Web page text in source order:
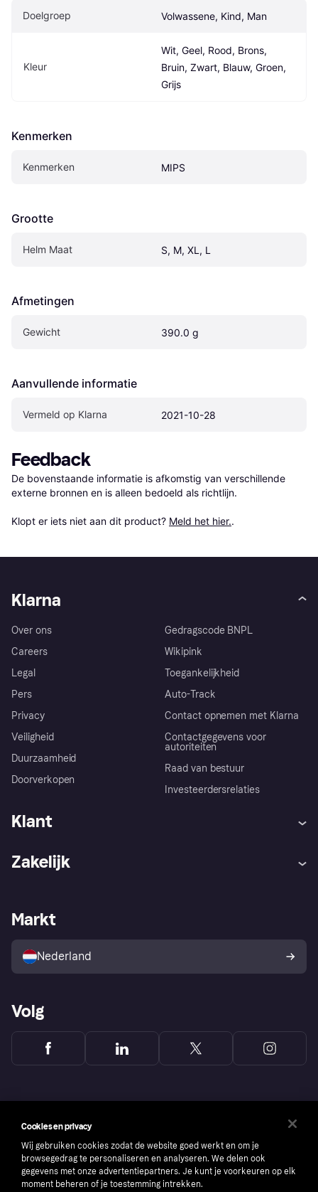
Doelgroep Volwassene, Kind, Man
Kleur
Wit, Geel, Rood, Brons,
Bruin, Zwart, Blauw, Groen,
Grijs
Kenmerken
Kenmerken MIPS
Grootte
Helm Maat S, M, XL, L
Afmetingen
Gewicht 390.0 g
Aanvullende informatie
Vermeld op Klarna 2021-10-28
Feedback
De bovenstaande informatie is afkomstig van verschillende
externe bronnen en is alleen bedoeld als richtlijn.
Klopt er iets niet aan dit product? Meld het hier..
Klarna
Over ons
Careers
Legal
Pers
Privacy
Veiligheid
Duurzaamheid
Doorverkopen
Gedragscode BNPL
Wikipink
Toegankelijkheid
Auto-Track
Contact opnemen met Klarna
Contactgegevens voor
autoriteiten
Raad van bestuur
Investeerdersrelaties
Klant
Winkeloverzicht
Kopersbescherming voor
consumenten
Zakelijk
Zakelijke login
Markt
Nederland
Volg
Cookies en privacy
Wij gebruiken cookies zodat de website goed werkt en om je
browsegedrag te personaliseren en analyseren. We delen ook
gegevens met onze advertentiepartners. Je kunt je voorkeuren op elk
moment beheren of je toestemming intrekken.